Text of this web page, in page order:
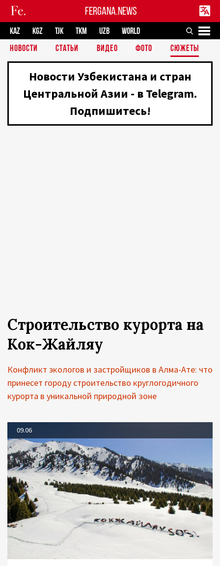
FERGANA.NEWS
KAZ KGZ TJK TKM UZB
WORLD
НОВОСТИ
СТАТЬИ ВИДЕО ФОТО СЮЖЕТЫ
Новости Узбекистана и стран
Центральной Азии - в Telegram.
Подпишитесь!
Строительство курорта на
Кок-Жайляу
Конфликт экологов и застройщиков в Алма-Ате: что
принесет городу строительство круглогодичного
курорта в уникальной природной зоне
09.06